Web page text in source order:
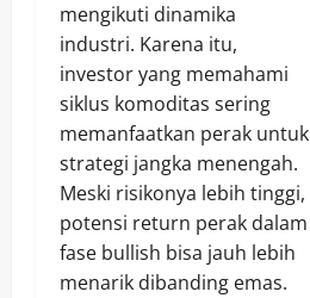
mengikuti dinamika
industri. Karena itu,
investor yang memahami
siklus komoditas sering
memanfaatkan perak untuk
strategi jangka menengah.
Meski risikonya lebih tinggi,
potensi return perak dalam
fase bullish bisa jauh lebih
menarik dibanding emas.